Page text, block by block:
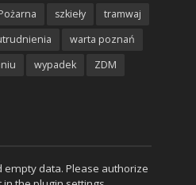
szkieły
tramwaj
warta poznań
wypadek
ZDM
data. Please authorize